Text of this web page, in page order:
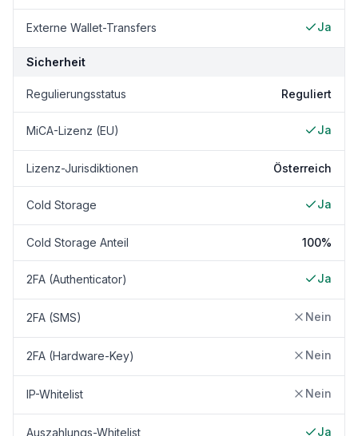
Externe Wallet-Transfers Ja
Sicherheit
Regulierungsstatus Reguliert
MiCA-Lizenz (EU) Ja
Lizenz-Jurisdiktionen Österreich
Cold Storage Ja
Cold Storage Anteil 100%
2FA (Authenticator) Ja
2FA (SMS) Nein
2FA (Hardware-Key) Nein
IP-Whitelist Nein
Auszahlungs-Whitelist Ja